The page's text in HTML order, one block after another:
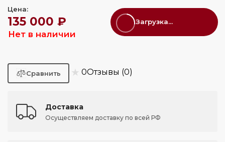
Цена:
135 000 ₽
Нет в наличии
Загрузка...
★ 0Отзывы (0)
Доставка
Осуществляем доставку по всей РФ